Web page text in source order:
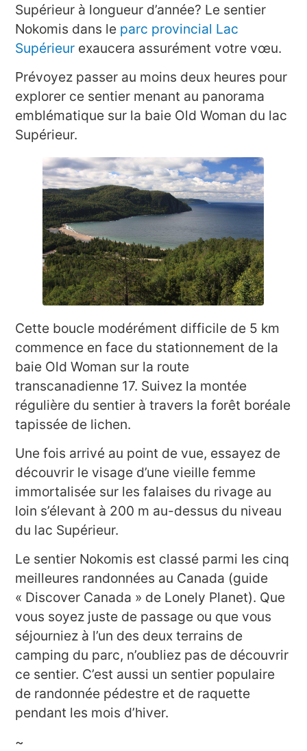
Supérieur à longueur d’année? Le sentier
Nokomis dans le parc provincial Lac
Supérieur exaucera assurément votre vœu.
Prévoyez passer au moins deux heures pour
explorer ce sentier menant au panorama
emblématique sur la baie Old Woman du lac
Supérieur.
Cette boucle modérément difficile de 5 km
commence en face du stationnement de la
baie Old Woman sur la route
transcanadienne 17. Suivez la montée
régulière du sentier à travers la forêt boréale
tapissée de lichen.
Une fois arrivé au point de vue, essayez de
découvrir le visage d’une vieille femme
immortalisée sur les falaises du rivage au
loin s’élevant à 200 m au-dessus du niveau
du lac Supérieur.
Le sentier Nokomis est classé parmi les cinq
meilleures randonnées au Canada (guide
« Discover Canada » de Lonely Planet). Que
vous soyez juste de passage ou que vous
séjourniez à l’un des deux terrains de
camping du parc, n’oubliez pas de découvrir
ce sentier. C’est aussi un sentier populaire
de randonnée pédestre et de raquette
pendant les mois d’hiver.
~